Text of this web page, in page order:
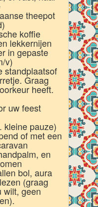
theepot
koffie
lekkernijen
in gepaste
v)
standplaatsof
Graag
heeft.
uw feest
kleine pauze)
of met een
en
bol, aura
(graag
wilt, geen